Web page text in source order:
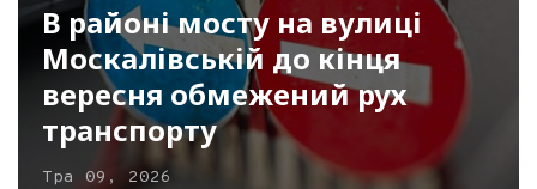
В районі мосту на вулиці
Москалівській до кінця
вересня обмежений рух
транспорту
Тра 09, 2026